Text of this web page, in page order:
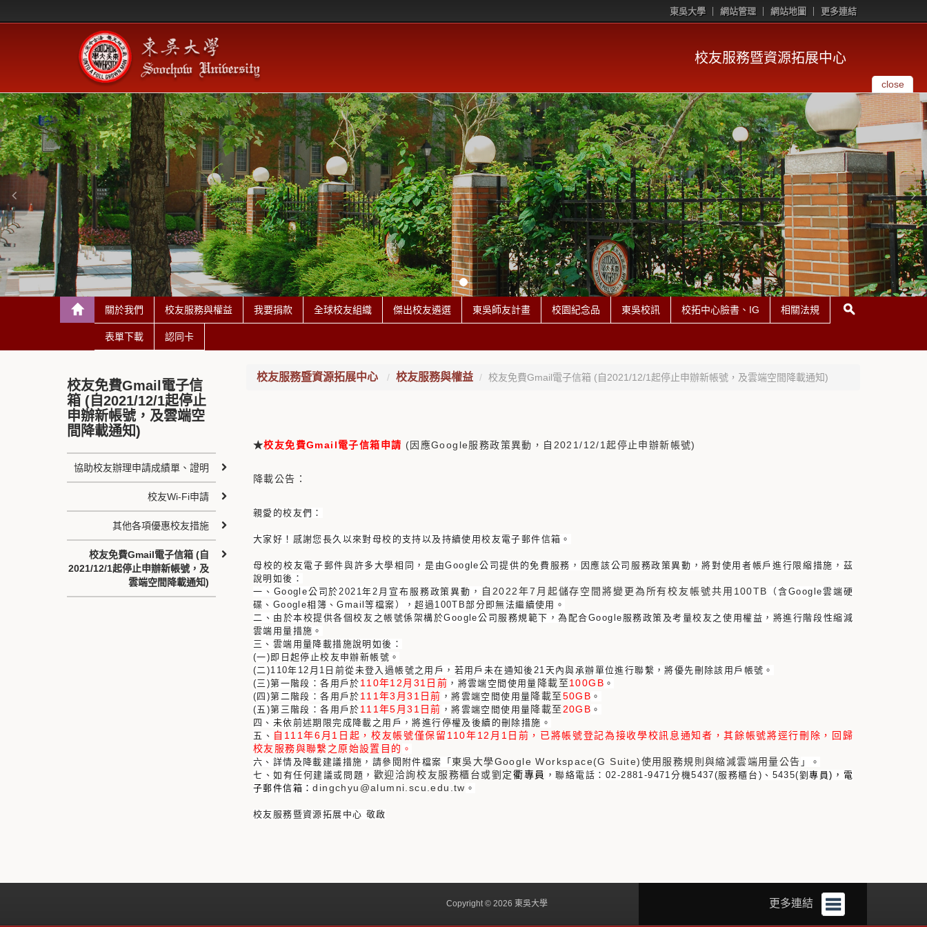
東吳大學 網站管理 網站地圖 更多連結
校友服務暨資源拓展中心
close
關於我們 校友服務與權益 我要捐款 全球校友組織 傑出校友遴選 東吳師友計畫 校園紀念品 東吳校訊 校拓中心臉書、IG 相關法規
表單下載 認同卡
校友服務暨資源拓展中心 校友服務與權益 校友免費Gmail電子信箱 (自2021/12/1起停止申辦新帳號，及雲端空間降載通知)
★校友免費Gmail電子信箱申請 (因應Google服務政策異動，自2021/12/1起停止申辦新帳號)
降載公告：
親愛的校友們：
大家好！ 感謝您長久以來對母校的支持以及持續使用校友電子郵件信箱。
母校的校友電子郵件與許多大學相同，是由Google公司提供的免費服務，因應該公司服務政策異動，將對使用者帳戶進行限縮措施，茲
說明如後：
一、Google公司於2021年2月宣布服務政策異動， 自2022年7月起儲存空間將變更為所有校友帳號共用100TB （含Google雲端硬
碟、Google相簿、Gmail等檔案）
，超過100TB部分即無法繼續使用。
二、 由於本校提供各個校友之帳號係架構於Google公司服務規範下 ，為配合Google服務政策及考量校友之使用權益， 將進行階段性縮減
雲端用量措施。
三、雲端用量降載措施說明如後：
(一)即日起停止校友申辦新帳號。
(二)110年12月1日前從未登入過帳號之用戶， 若用戶未在通知後21天內與承辦單位進行聯繫，將優先刪除該用戶帳號。
(三)第一階段：各用戶於 110年12月31日前 ， 將雲端空間使用量 降載至100GB 。
(四)第二階段：各用戶於 111年3月31日前 ，將雲端空間使用量 降載至50GB 。
(五)第三階段：各用戶於 111年5月31日前 ，將雲端空間使用量 降載至 20GB 。
四、未依前述期限完成降載之用戶，將進行停權及後續的刪除措施。
五、 自111年6月1日起，校友帳號僅保留110年12月1日前，已將帳號登記為接收學校訊息通知者，其餘帳號將逕行刪除，回歸
校友服務與聯繫之原始設置目的 。
六、詳情及降載建議措施，請參閱附件檔案「 東吳大學Google Workspace(G Suite)使用服務規則與縮減雲端用量公告 」。
七、如有任何建議或問題， 歡迎洽詢校友服務櫃台或劉定衢專員 ，聯絡電話：02-2881-9471分機5437(服務櫃台)、 5435(劉專員)，電
子郵件信箱：dingchyu@alumni.scu.edu.tw 。
校友服務暨資源拓展中心 敬啟
校友免費Gmail電子信
箱 (自2021/12/1起停止
申辦新帳號，及雲端空
間降載通知)
協助校友辦理申請成績單、證明
校友Wi-Fi申請
其他各項優惠校友措施
校友免費Gmail電子信箱 (自
2021/12/1起停止申辦新帳號，及
雲端空間降載通知)
更多連結
Copyright © 2026 東吳大學